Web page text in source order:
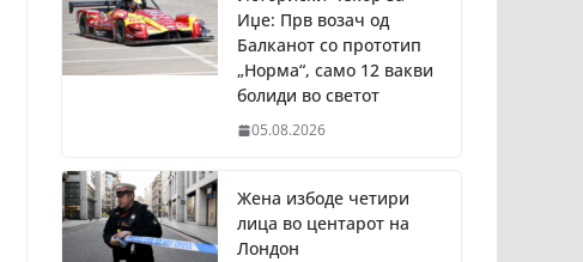
Иџе: Прв возач од
Балканот со прототип
„Норма“, само 12 вакви
болиди во светот
05.08.2026
Жена избоде четири
лица во центарот на
Лондон